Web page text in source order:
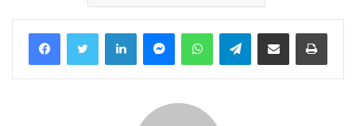
FacebookTwitter LinkedInMessengerWhatsAppTelegramCompartir por correo electrónico